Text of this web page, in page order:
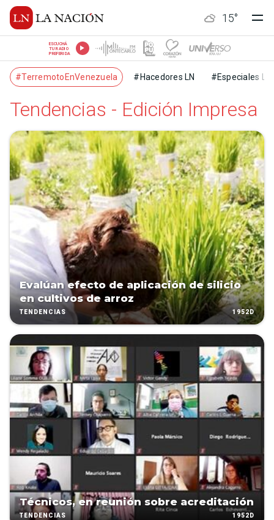
15°
ESCUCHÁ
TU RADIO
PREFERIDA
#TerremotoEnVenezuela #Hacedores LN #Especiales LN
Tendencias - Edición Impresa
Evalúan efecto de aplicación de silicio
en cultivos de arroz
TENDENCIAS 1952D
Técnicos, en reunión sobre acreditación
TENDENCIAS 1952D